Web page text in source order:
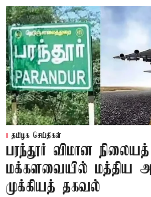
தமிழக செய்திகள்
பரந்தூர் விமான
மக்களவையில் மத்திய
முக்கியத் தகவல்